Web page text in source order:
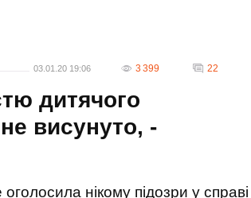
03.01.20 19:06 3 399 22
дитячого
висунуто, -
оголосила нікому підозри у справі